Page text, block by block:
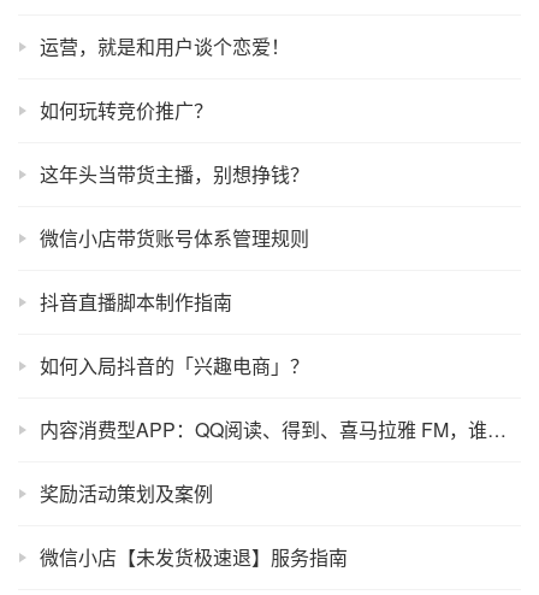
运营，就是和用户谈个恋爱！
如何玩转竞价推广？
这年头当带货主播，别想挣钱？
微信小店带货账号体系管理规则
抖音直播脚本制作指南
如何入局抖音的「兴趣电商」？
内容消费型APP：QQ阅读、得到、喜马拉雅 FM，谁更胜一筹？
奖励活动策划及案例
微信小店【未发货极速退】服务指南